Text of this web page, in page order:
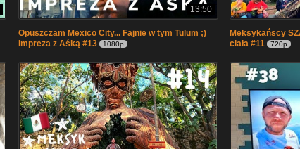
13:50
Opuszczam Mexico City... Fajnie w tym Tulum ;)
Impreza z Aśką #13
1080p
Meksykańscy
ciała #11
720p